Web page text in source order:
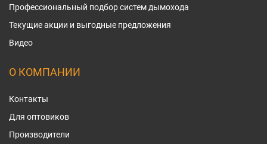
Профессиональный подбор систем дымохода
Текущие акции и выгодные предложения
Видео
О КОМПАНИИ
Контакты
Для оптовиков
Производители